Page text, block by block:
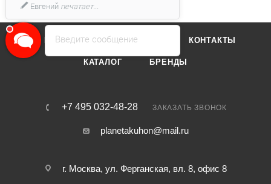
О КОМПАНИИ ОТЗЫВЫ КОНТАКТЫ
КАТАЛОГ БРЕНДЫ
+7 495 032-48-28 ЗАКАЗАТЬ ЗВОНОК
planetakuhon@mail.ru
г. Москва, ул. Ферганская, вл. 8, офис 8
Введите сообщение
Евгенийпечатает...